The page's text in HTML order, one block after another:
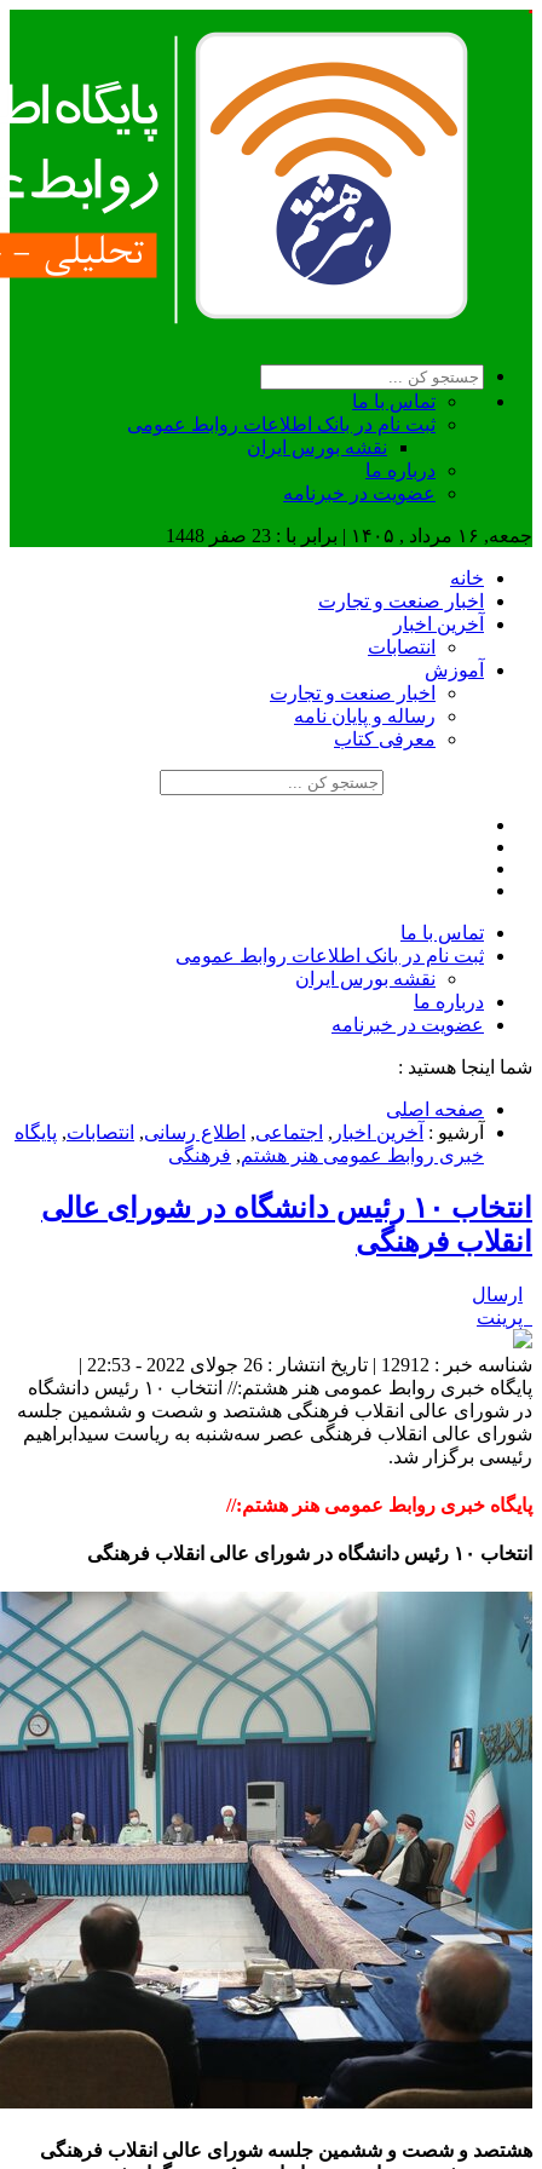
تماس با ما
ثبت نام در بانک اطلاعات روابط عمومی
نقشه بورس ایران
درباره ما
عضويت در خبرنامه
جمعه, ۱۶ مرداد , ۱۴۰۵ | برابر با : 23 صفر 1448
خانه
اخبار صنعت و تجارت
آخرین اخبار
انتصابات
آموزش
اخبار صنعت و تجارت
رساله و پایان نامه
معرفی کتاب
تماس با ما
ثبت نام در بانک اطلاعات روابط عمومی
نقشه بورس ایران
درباره ما
عضويت در خبرنامه
شما اینجا هستید :
صفحه اصلی
آرشیو : آخرین اخبار , اجتماعی, اطلاع رسانی, انتصابات, پایگاه
خبری روابط عمومی هنر هشتم, فرهنگی
انتخاب ۱۰ رئیس دانشگاه در شورای‌ عالی
انقلاب فرهنگی
ارسال
پرینت
شناسه خبر : 12912 | تاریخ انتشار : 26 جولای 2022 - 22:53 |
پایگاه خبری روابط عمومی هنر هشتم:// انتخاب ۱۰ رئیس دانشگاه
در شورای‌ عالی انقلاب فرهنگی هشتصد و شصت و ششمین جلسه
شورای عالی انقلاب فرهنگی عصر سه‌شنبه به ریاست سیدابراهیم
رئیسی برگزار شد.
پایگاه خبری روابط عمومی هنر هشتم://
انتخاب ۱۰ رئیس دانشگاه در شورای‌ عالی انقلاب فرهنگی
هشتصد و شصت و ششمین جلسه شورای عالی انقلاب فرهنگی